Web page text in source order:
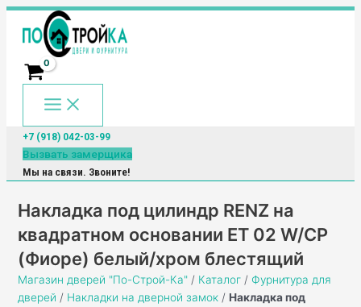
Перейти
содержимому
Main
Menu
+7 (918) 042-03-99
Вызвать замерщика
Мы на связи. Звоните!
Накладка под цилиндр RENZ на
квадратном основании ET 02 W/CP
(Фиоре) белый/хром блестящий
Магазин дверей "По-Строй-Ка"/ Каталог/ Фурнитура для
дверей / Накладки на дверной замок/ Накладка под
Количество
товара
Накладка
под
цилиндр
RENZ
квадратном
основании
ET
02
W/CP
(Фиоре)
белый/
хром